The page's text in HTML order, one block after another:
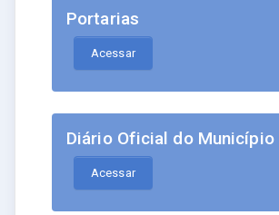
Portarias
Acessar
Diário Oficial do Município
Acessar